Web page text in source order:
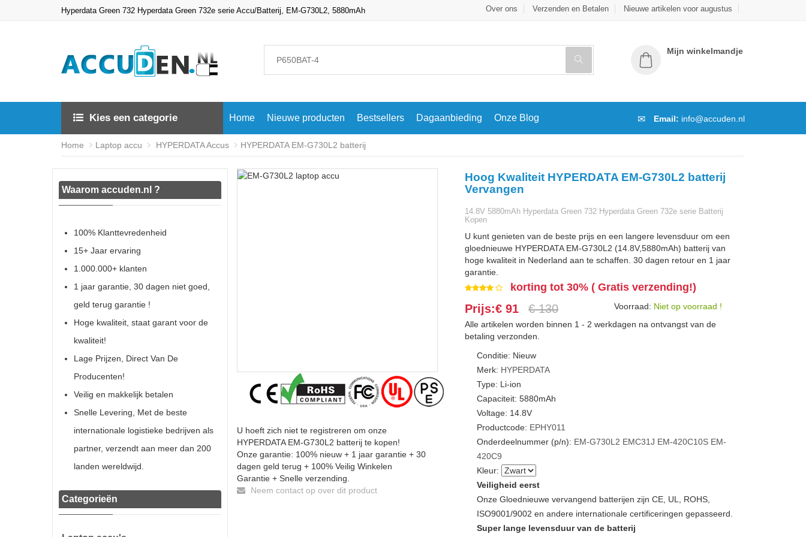
Hyperdata Green 732 Hyperdata Green 732e serie Accu/Batterij, EM-G730L2, 5880mAh Over ons Verzenden en Betalen Nieuwe artikelen voor augustus
Mijn winkelmandje
Kies een categorie Home Nieuwe producten Bestsellers Dagaanbieding Onze Blog Email: info@accuden.nl
Home Laptop accu HYPERDATA Accus HYPERDATA EM-G730L2 batterij
Waarom accuden.nl ?
100% Klanttevredenheid
15+ Jaar ervaring
1.000.000+ klanten
1 jaar garantie, 30 dagen niet goed,
geld terug garantie !
Hoge kwaliteit, staat garant voor de
kwaliteit!
Lage Prijzen, Direct Van De
Producenten!
Veilig en makkelijk betalen
Snelle Levering, Met de beste
internationale logistieke bedrijven als
partner, verzendt aan meer dan 200
landen wereldwijd.
Categorieën
U hoeft zich niet te registreren om onze
HYPERDATA EM-G730L2 batterij te kopen!
Onze garantie: 100% nieuw + 1 jaar garantie + 30
dagen geld terug + 100% Veilig Winkelen
Garantie + Snelle verzending.
Neem contact op over dit product
Hoog Kwaliteit HYPERDATA EM-G730L2 batterij
Vervangen
14.8V 5880mAh Hyperdata Green 732 Hyperdata Green 732e serie Batterij
Kopen
U kunt genieten van de beste prijs en een langere levensduur om een
gloednieuwe HYPERDATA EM-G730L2 (14.8V,5880mAh) batterij van
hoge kwaliteit in Nederland aan te schaffen. 30 dagen retour en 1 jaar
garantie.
korting tot 30% ( Gratis verzending!)
Prijs:€ 91 € 130 Voorraad: Niet op voorraad !
Alle artikelen worden binnen 1 - 2 werkdagen na ontvangst van de
betaling verzonden.
Conditie: Nieuw
Merk: HYPERDATA
Type: Li-ion
Capaciteit: 5880mAh
Voltage: 14.8V
Productcode: EPHY011
Onderdeelnummer (p/n): EM-G730L2 EMC31J EM-420C10S EM-
420C9
Kleur:
Veiligheid eerst
Onze Gloednieuwe vervangend batterijen zijn CE, UL, ROHS,
ISO9001/9002 en andere internationale certificeringen gepasseerd.
Super lange levensduur van de batterij